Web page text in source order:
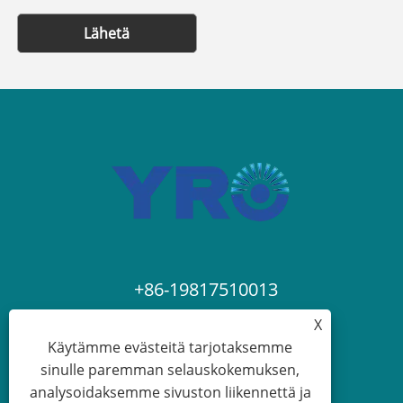
Lähetä
+86-19817510013
X
Käytämme evästeitä tarjotaksemme
sinulle paremman selauskokemuksen,
analysoidaksemme sivuston liikennettä ja